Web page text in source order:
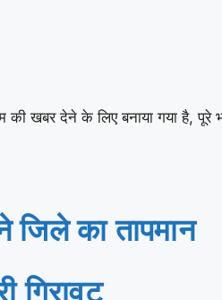
खबर देने के लिए बनाया गया है, पूरे
जिले का तापमान
गिरावट